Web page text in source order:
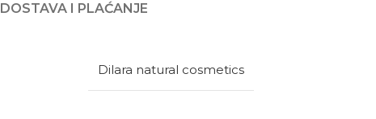
DOSTAVA I PLAĆANJE
Dilara natural cosmetics